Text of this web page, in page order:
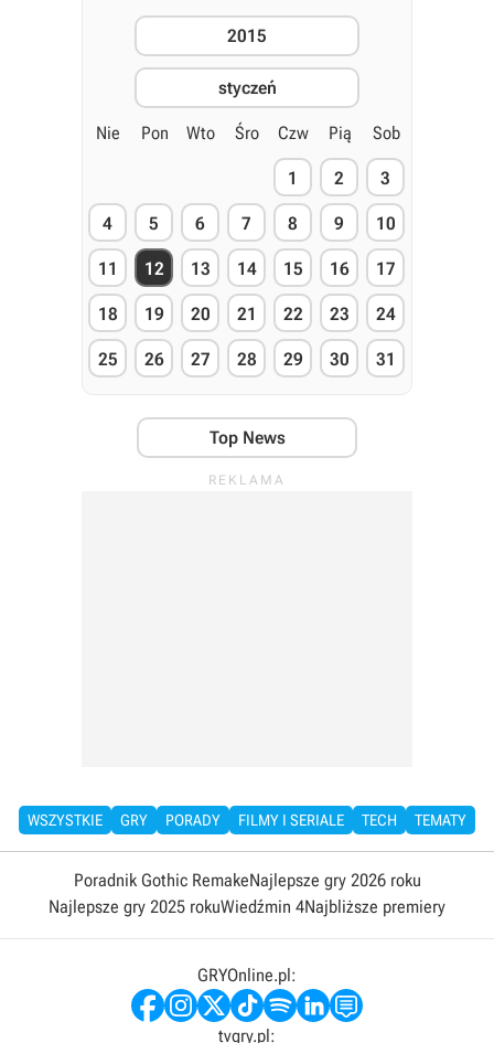
2015
styczeń
Nie Pon Wto Śro Czw Pią Sob
1 2 3
4 5 6 7 8 9 10
11 12 13 14 15 16 17
18 19 20 21 22 23 24
25 26 27 28 29 30 31
Top News
WSZYSTKIE GRY PORADY FILMY I SERIALE TECH TEMATY
Poradnik Gothic RemakeNajlepsze gry 2026 roku
Najlepsze gry 2025 rokuWiedźmin 4Najbliższe premiery
GRYOnline.pl:
tvgry.pl: